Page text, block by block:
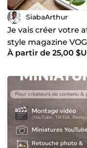
SiabaArthur
Je vais créer votre
style magazine
À partir de 25,00